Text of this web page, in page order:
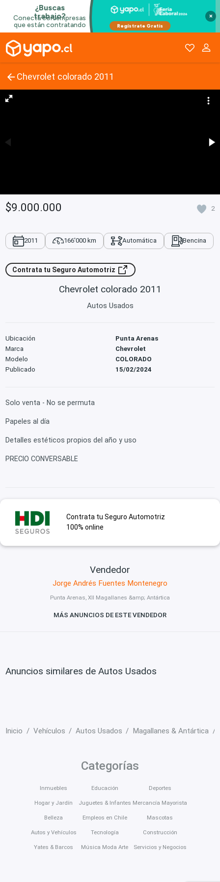
×
Chevrolet colorado 2011
$9.000.000 2
2011 166'000 km Automática Bencina
Contrata tu Seguro Automotriz
Chevrolet colorado 2011
Autos Usados
Ubicación
Punta Arenas
Marca
Chevrolet
Modelo
COLORADO
Publicado
15/02/2024
Solo venta - No se permuta
Papeles al día
Detalles estéticos propios del año y uso
PRECIO CONVERSABLE
Contrata tu Seguro Automotriz
100% online
Vendedor
Jorge Andrés Fuentes Montenegro
Punta Arenas, XII Magallanes &amp; Antártica
MÁS ANUNCIOS DE ESTE VENDEDOR
Anuncios similares de Autos Usados
Inicio Vehículos Autos Usados Magallanes & Antártica
Categorías
Inmuebles
Hogar y Jardín
Belleza
Autos y Vehículos
Yates & Barcos
Educación
Juguetes & Infantes
Empleos en Chile
Tecnología
Música Moda Arte
Deportes
Mercancía Mayorista
Mascotas
Construcción
Servicios y Negocios